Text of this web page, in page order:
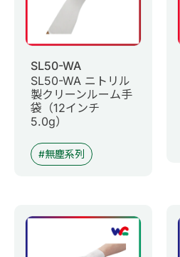
SL50-WA
SL50-WA ニトリル
製クリーンルーム手
袋（12インチ
5.0g）
無塵系列